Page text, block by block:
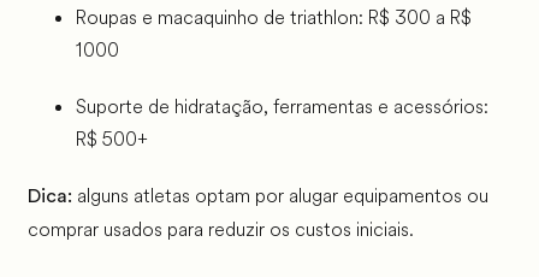
Roupas e macaquinho de triathlon: R$ 300 a R$
1000
Suporte de hidratação, ferramentas e acessórios:
R$ 500+
Dica: alguns atletas optam por alugar equipamentos ou
comprar usados para reduzir os custos iniciais.